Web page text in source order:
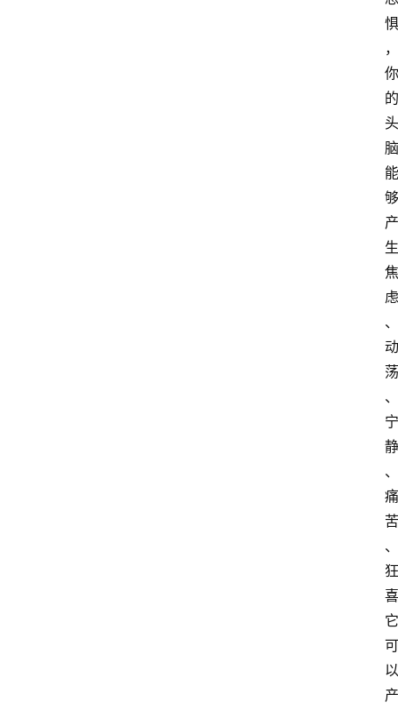
惧
，
你
的
头
脑
能
够
产
生
焦
虑
、
动
荡
、
宁
静
、
痛
苦
、
狂
喜
它
可
以
产